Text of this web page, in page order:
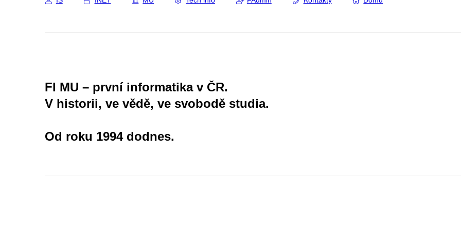
FI MU – první informatika v ČR.
V historii, ve vědě, ve svobodě studia.
Od roku 1994 dodnes.